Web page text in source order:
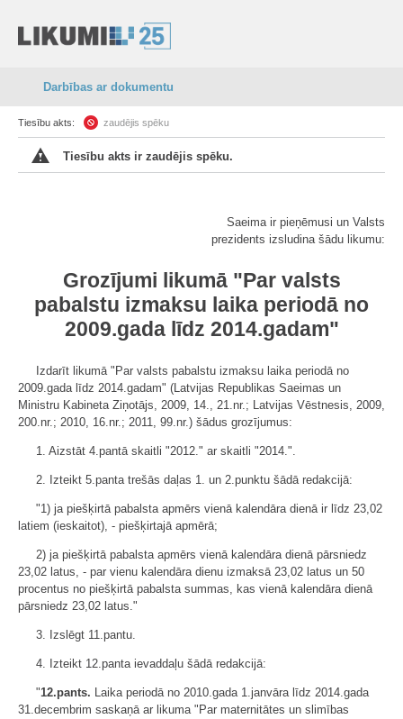
Darbības ar dokumentu
Tiesību akts: zaudējis spēku
Tiesību akts ir zaudējis spēku.
Saeima ir pieņēmusi un Valsts
prezidents izsludina šādu likumu:
Grozījumi likumā "Par valsts
pabalstu izmaksu laika periodā no
2009.gada līdz 2014.gadam"
Izdarīt likumā "Par valsts pabalstu izmaksu laika periodā no
2009.gada līdz 2014.gadam" (Latvijas Republikas Saeimas un
Ministru Kabineta Ziņotājs, 2009, 14., 21.nr.; Latvijas Vēstnesis, 2009,
200.nr.; 2010, 16.nr.; 2011, 99.nr.) šādus grozījumus:
1. Aizstāt 4.pantā skaitli "2012." ar skaitli "2014.".
2. Izteikt 5.panta trešās daļas 1. un 2.punktu šādā redakcijā:
"1) ja piešķirtā pabalsta apmērs vienā kalendāra dienā ir līdz 23,02
latiem (ieskaitot), - piešķirtajā apmērā;
2) ja piešķirtā pabalsta apmērs vienā kalendāra dienā pārsniedz
23,02 latus, - par vienu kalendāra dienu izmaksā 23,02 latus un 50
procentus no piešķirtā pabalsta summas, kas vienā kalendāra dienā
pārsniedz 23,02 latus."
3. Izslēgt 11.pantu.
4. Izteikt 12.panta ievaddaļu šādā redakcijā:
"12.pants. Laika periodā no 2010.gada 1.janvāra līdz 2014.gada
31.decembrim saskaņā ar likuma "Par maternitātes un slimības